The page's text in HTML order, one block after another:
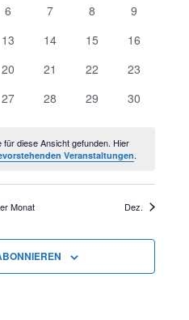
und
0
6
0
7
0
8
0
9
013
014
015
016
0
20
0
21
0
22
0
23
0
27
0
28
0
29
0
30
diese Ansicht gefunden. Hier
Veranstaltungen.
Monat Dez.